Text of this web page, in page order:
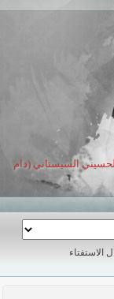
السيستاني (دام
الاستفتاء